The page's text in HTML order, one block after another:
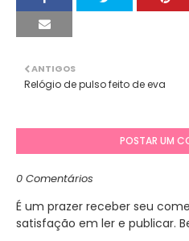
ANTIGOS
Relógio de pulso feito de eva
POSTAR UM
0 Comentários
É um prazer receber seu
satisfação em ler e publicar.